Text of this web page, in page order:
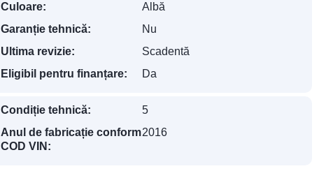
Culoare:
Albă
Garanție tehnică:
Nu
Ultima revizie:
Scadentă
Eligibil pentru finanțare:
Da
Condiție tehnică:
5
Anul de fabricație conform
COD VIN:
2016